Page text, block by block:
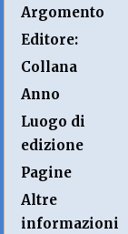
Argomento
Editore:
Collana
Anno
Luogo di
edizione
Pagine
Altre
informazioni